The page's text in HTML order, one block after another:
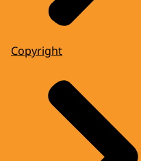
Copyright